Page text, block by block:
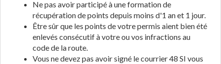
Ne pas avoir participé à une formation de
récupération de points depuis moins d'1 an et 1 jour.
Être sûr que les points de votre permis aient bien été
enlevés consécutif à votre ou vos infractions au
code de la route.
Vous ne devez pas avoir signé le courrier 48 SI vous